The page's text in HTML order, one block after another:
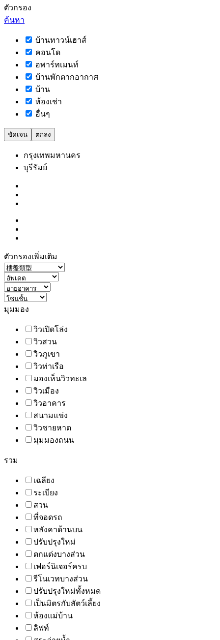
ตัวกรอง
ค้นหา
บ้านทาวน์เฮาส์
คอนโด
อพาร์ทเมนท์
บ้านพักตากอากาศ
บ้าน
ห้องเช่า
อื่นๆ
ชัดเจน ตกลง
กรุงเทพมหานคร
บุรีรัมย์
ตัวกรองเพิ่มเติม
มุมมอง
วิวเปิดโล่ง
วิวสวน
วิวภูเขา
วิวท่าเรือ
มองเห็นวิวทะเล
วิวเมือง
วิวอาคาร
สนามแข่ง
วิวชายหาด
มุมมองถนน
รวม
เฉลียง
ระเบียง
สวน
ที่จอดรถ
หลังคาด้านบน
ปรับปรุงใหม่
ตกแต่งบางส่วน
เฟอร์นิเจอร์ครบ
รีโนเวทบางส่วน
ปรับปรุงใหม่ทั้งหมด
เป็นมิตรกับสัตว์เลี้ยง
ห้องแม่บ้าน
ลิฟท์